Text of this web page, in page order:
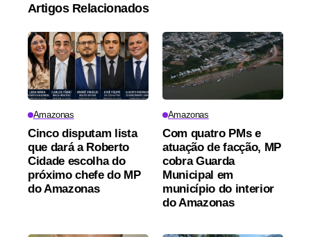
Artigos Relacionados
Amazonas
Cinco disputam lista
que dará a Roberto
Cidade escolha do
próximo chefe do MP
do Amazonas
Amazonas
Com quatro PMs e
atuação de facção, MP
cobra Guarda
Municipal em
município do interior
do Amazonas